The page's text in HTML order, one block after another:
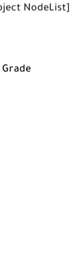
[object NodeList]